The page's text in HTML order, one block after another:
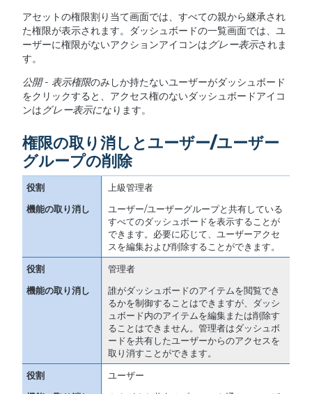
アセットの権限割り当て画面では、すべての親から継承され
た権限が表示されます。ダッシュボードの一覧画面では、ユ
ーザーに権限がないアクションアイコンは グレー表示されま
す。
公開- 表示権限のみしか持たないユーザーがダッシュボード
をクリックすると、アクセス権のないダッシュボードアイコ
ンは グレー表示になります。
権限の取り消しとユーザー/ユーザー
グループの削除
上級管理者
ユーザー/ユーザーグループと共有している
すべてのダッシュボードを表示することが
できます。必要に応じて、ユーザーアクセ
スを編集および削除することができます。
管理者
誰がダッシュボードのアイテムを閲覧でき
るかを制御することはできますが、ダッシ
ュボード内のアイテムを編集または削除す
ることはできません。管理者はダッシュボ
ードを共有したユーザーからのアクセスを
取り消すことができます。
ユーザー